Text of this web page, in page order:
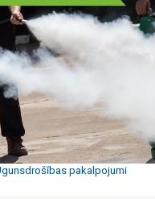
pakalpojumi